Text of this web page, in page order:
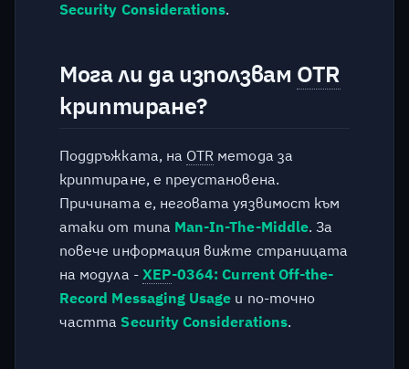
Security Considerations.
Мога ли да използвам OTR
криптиране?
Поддръжката, на OTR метода за
криптиране, е преустановена.
Причината е, неговата уязвимост към
атаки от типа Man-In-The-Middle. За
повече информация вижте страницата
на модула - XEP-0364: Current Off-the-
Record Messaging Usage и по-точно
частта Security Considerations.